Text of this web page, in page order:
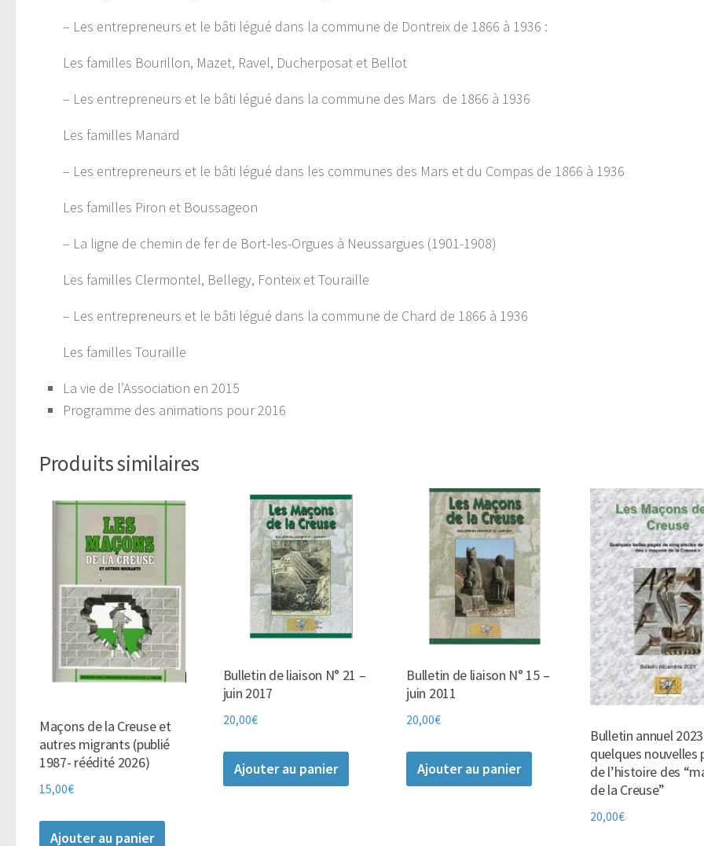
– Les entrepreneurs et le bâti légué dans la commune de Dontreix de 1866 à 1936 :
Les familles Bourillon, Mazet, Ravel, Ducherposat et Bellot
– Les entrepreneurs et le bâti légué dans la commune des Mars de 1866 à 1936
Les familles Manard
– Les entrepreneurs et le bâti légué dans les communes des Mars et du Compas de 1866 à 1936
Les familles Piron et Boussageon
– La ligne de chemin de fer de Bort-les-Orgues à Neussargues (1901-1908)
Les familles Clermontel, Bellegy, Fonteix et Touraille
– Les entrepreneurs et le bâti légué dans la commune de Chard de 1866 à 1936
Les familles Touraille
La vie de l’Association en 2015
Programme des animations pour 2016
Produits similaires
Maçons de la Creuse et
autres migrants (publié
1987- réédité 2026)
15,00€
Ajouter au panier
Bulletin de liaison N° 21 –
juin 2017
20,00€
Ajouter au panier
Bulletin de liaison N° 15 –
juin 2011
20,00€
Ajouter au panier
Bulletin annuel
quelques nouvelles
de l’histoire des
de la Creuse”
20,00€